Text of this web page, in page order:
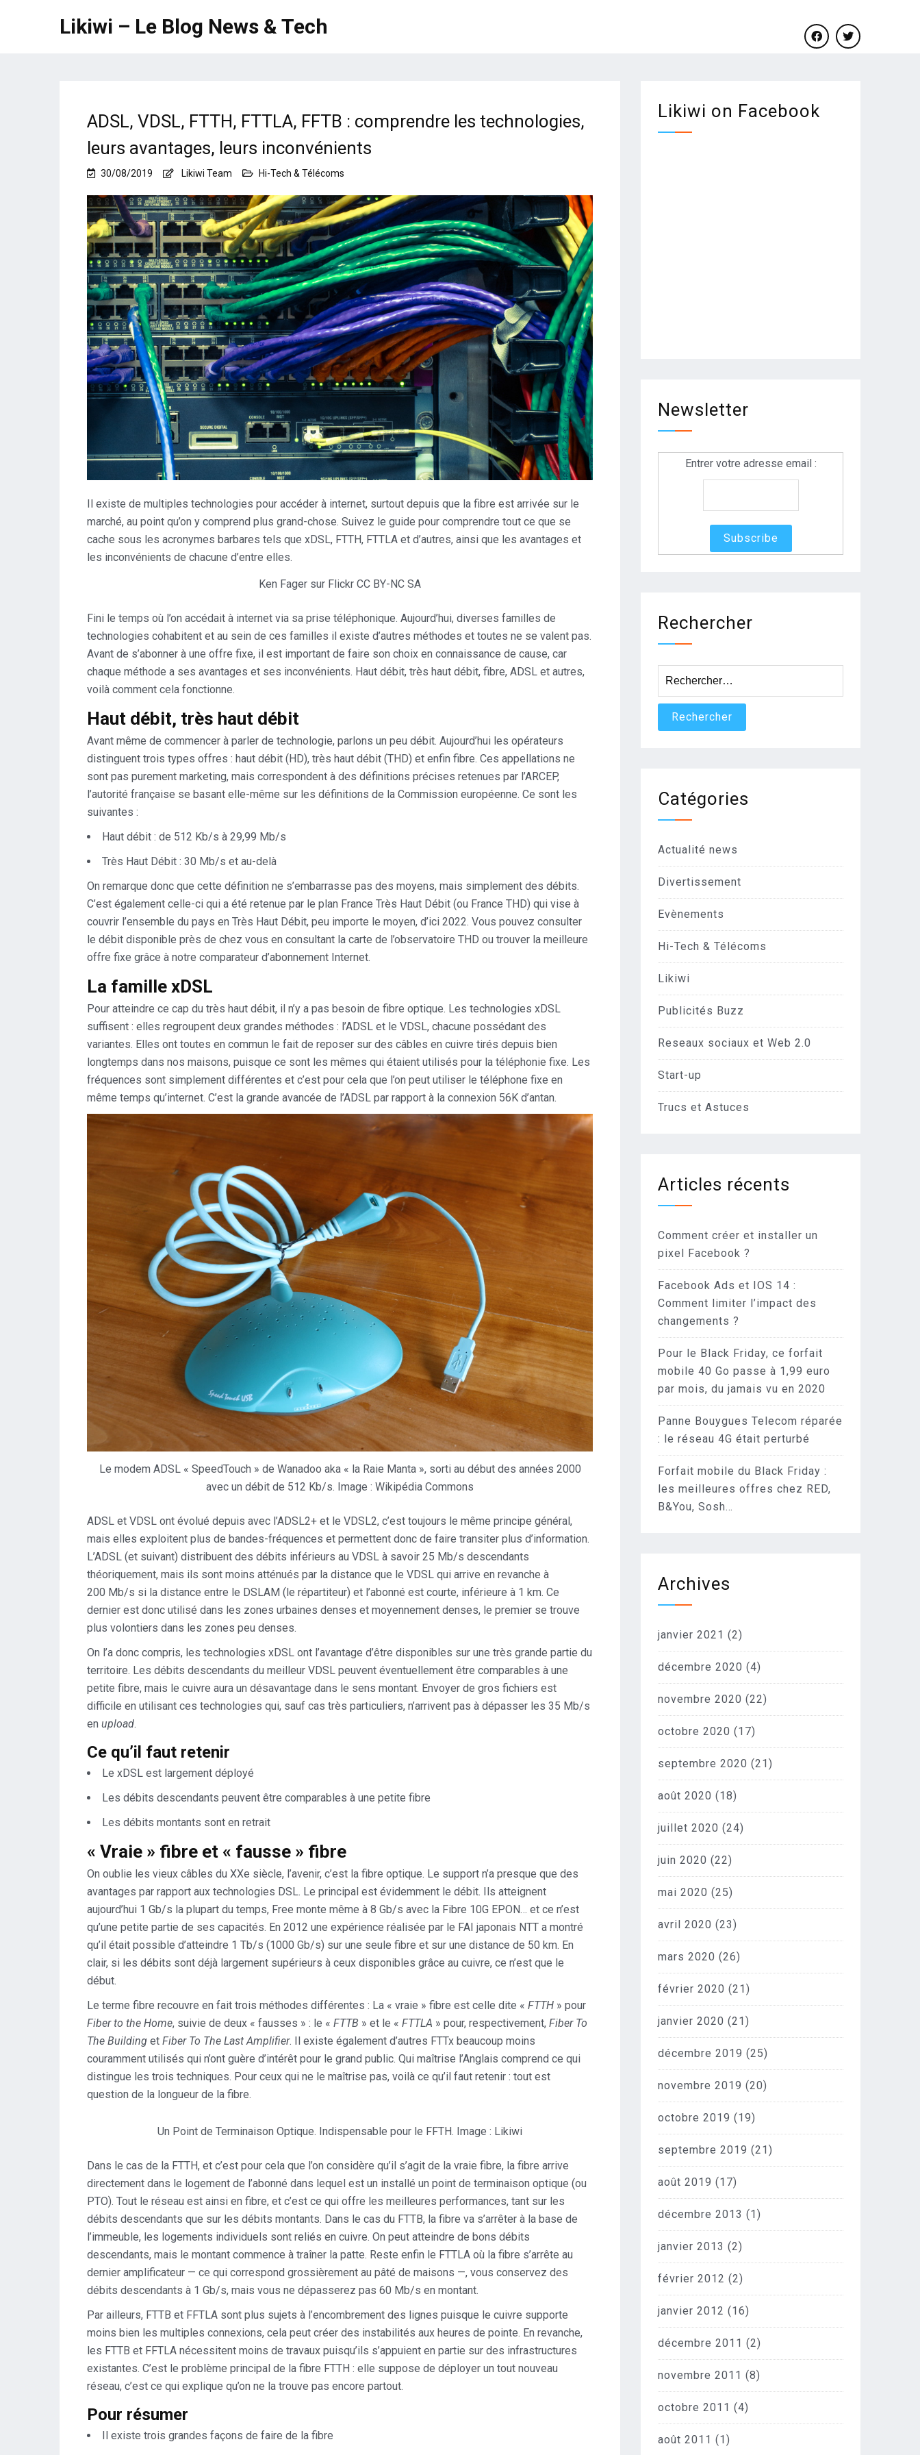
Likiwi – Le Blog News & Tech
facebooktwitter
ADSL, VDSL, FTTH, FTTLA, FFTB : comprendre les technologies,
leurs avantages, leurs inconvénients
30/08/2019 Likiwi Team Hi-Tech & Télécoms
Il existe de multiples technologies pour accéder à internet, surtout depuis que la fibre est arrivée sur le
marché, au point qu’on y comprend plus grand-chose. Suivez le guide pour comprendre tout ce que se
cache sous les acronymes barbares tels que xDSL, FTTH, FTTLA et d’autres, ainsi que les avantages et
les inconvénients de chacune d’entre elles.
Ken Fager sur Flickr CC BY-NC SA
Fini le temps où l’on accédait à internet via sa prise téléphonique. Aujourd’hui, diverses familles de
technologies cohabitent et au sein de ces familles il existe d’autres méthodes et toutes ne se valent pas.
Avant de s’abonner à une offre fixe, il est important de faire son choix en connaissance de cause, car
chaque méthode a ses avantages et ses inconvénients. Haut débit, très haut débit, fibre, ADSL et autres,
voilà comment cela fonctionne.
Haut débit, très haut débit
Avant même de commencer à parler de technologie, parlons un peu débit. Aujourd’hui les opérateurs
distinguent trois types offres : haut débit (HD), très haut débit (THD) et enfin fibre. Ces appellations ne
sont pas purement marketing, mais correspondent à des définitions précises retenues par l’ARCEP,
l’autorité française se basant elle-même sur les définitions de la Commission européenne. Ce sont les
suivantes :
Haut débit : de 512 Kb/s à 29,99 Mb/s
Très Haut Débit : 30 Mb/s et au-delà
On remarque donc que cette définition ne s’embarrasse pas des moyens, mais simplement des débits.
C’est également celle-ci qui a été retenue par le plan France Très Haut Débit (ou France THD) qui vise à
couvrir l’ensemble du pays en Très Haut Débit, peu importe le moyen, d’ici 2022. Vous pouvez consulter
le débit disponible près de chez vous en consultant la carte de l’observatoire THD ou trouver la meilleure
offre fixe grâce à notre comparateur d’abonnement Internet.
La famille xDSL
Pour atteindre ce cap du très haut débit, il n’y a pas besoin de fibre optique. Les technologies xDSL
suffisent : elles regroupent deux grandes méthodes : l’ADSL et le VDSL, chacune possédant des
variantes. Elles ont toutes en commun le fait de reposer sur des câbles en cuivre tirés depuis bien
longtemps dans nos maisons, puisque ce sont les mêmes qui étaient utilisés pour la téléphonie fixe. Les
fréquences sont simplement différentes et c’est pour cela que l’on peut utiliser le téléphone fixe en
même temps qu’internet. C’est la grande avancée de l’ADSL par rapport à la connexion 56K d’antan.
Le modem ADSL « SpeedTouch » de Wanadoo aka « la Raie Manta », sorti au début des années 2000
avec un débit de 512 Kb/s. Image : Wikipédia Commons
ADSL et VDSL ont évolué depuis avec l’ADSL2+ et le VDSL2, c’est toujours le même principe général,
mais elles exploitent plus de bandes-fréquences et permettent donc de faire transiter plus d’information.
L’ADSL (et suivant) distribuent des débits inférieurs au VDSL à savoir 25 Mb/s descendants
théoriquement, mais ils sont moins atténués par la distance que le VDSL qui arrive en revanche à
200 Mb/s si la distance entre le DSLAM (le répartiteur) et l’abonné est courte, inférieure à 1 km. Ce
dernier est donc utilisé dans les zones urbaines denses et moyennement denses, le premier se trouve
plus volontiers dans les zones peu denses.
On l’a donc compris, les technologies xDSL ont l’avantage d’être disponibles sur une très grande partie du
territoire. Les débits descendants du meilleur VDSL peuvent éventuellement être comparables à une
petite fibre, mais le cuivre aura un désavantage dans le sens montant. Envoyer de gros fichiers est
difficile en utilisant ces technologies qui, sauf cas très particuliers, n’arrivent pas à dépasser les 35 Mb/s
en upload.
Ce qu’il faut retenir
Le xDSL est largement déployé
Les débits descendants peuvent être comparables à une petite fibre
Les débits montants sont en retrait
« Vraie » fibre et « fausse » fibre
On oublie les vieux câbles du XXe siècle, l’avenir, c’est la fibre optique. Le support n’a presque que des
avantages par rapport aux technologies DSL. Le principal est évidemment le débit. Ils atteignent
aujourd’hui 1 Gb/s la plupart du temps, Free monte même à 8 Gb/s avec la Fibre 10G EPON… et ce n’est
qu’une petite partie de ses capacités. En 2012 une expérience réalisée par le FAI japonais NTT a montré
qu’il était possible d’atteindre 1 Tb/s (1000 Gb/s) sur une seule fibre et sur une distance de 50 km. En
clair, si les débits sont déjà largement supérieurs à ceux disponibles grâce au cuivre, ce n’est que le
début.
Le terme fibre recouvre en fait trois méthodes différentes : La « vraie » fibre est celle dite « FTTH » pour
Fiber to the Home, suivie de deux « fausses » : le « FTTB » et le « FTTLA » pour, respectivement, Fiber To
The Building et Fiber To The Last Amplifier. Il existe également d’autres FTTx beaucoup moins
couramment utilisés qui n’ont guère d’intérêt pour le grand public. Qui maîtrise l’Anglais comprend ce qui
distingue les trois techniques. Pour ceux qui ne le maîtrise pas, voilà ce qu’il faut retenir : tout est
question de la longueur de la fibre.
Un Point de Terminaison Optique. Indispensable pour le FFTH. Image : Likiwi
Dans le cas de la FTTH, et c’est pour cela que l’on considère qu’il s’agit de la vraie fibre, la fibre arrive
directement dans le logement de l’abonné dans lequel est un installé un point de terminaison optique (ou
PTO). Tout le réseau est ainsi en fibre, et c’est ce qui offre les meilleures performances, tant sur les
débits descendants que sur les débits montants. Dans le cas du FTTB, la fibre va s’arrêter à la base de
l’immeuble, les logements individuels sont reliés en cuivre. On peut atteindre de bons débits
descendants, mais le montant commence à traîner la patte. Reste enfin le FTTLA où la fibre s’arrête au
dernier amplificateur — ce qui correspond grossièrement au pâté de maisons —, vous conservez des
débits descendants à 1 Gb/s, mais vous ne dépasserez pas 60 Mb/s en montant.
Par ailleurs, FTTB et FFTLA sont plus sujets à l’encombrement des lignes puisque le cuivre supporte
moins bien les multiples connexions, cela peut créer des instabilités aux heures de pointe. En revanche,
les FTTB et FFTLA nécessitent moins de travaux puisqu’ils s’appuient en partie sur des infrastructures
existantes. C’est le problème principal de la fibre FTTH : elle suppose de déployer un tout nouveau
réseau, c’est ce qui explique qu’on ne la trouve pas encore partout.
Pour résumer
Il existe trois grandes façons de faire de la fibre
Likiwi on Facebook
Newsletter
Entrer votre adresse email :
Rechercher
Catégories
Actualité news
Divertissement
Evènements
Hi-Tech & Télécoms
Likiwi
Publicités Buzz
Reseaux sociaux et Web 2.0
Start-up
Trucs et Astuces
Articles récents
Comment créer et installer un
pixel Facebook ?
Facebook Ads et IOS 14 :
Comment limiter l’impact des
changements ?
Pour le Black Friday, ce forfait
mobile 40 Go passe à 1,99 euro
par mois, du jamais vu en 2020
Panne Bouygues Telecom réparée
: le réseau 4G était perturbé
Forfait mobile du Black Friday :
les meilleures offres chez RED,
B&You, Sosh…
Archives
janvier 2021 (2)
décembre 2020 (4)
novembre 2020 (22)
octobre 2020 (17)
septembre 2020 (21)
août 2020 (18)
juillet 2020 (24)
juin 2020 (22)
mai 2020 (25)
avril 2020 (23)
mars 2020 (26)
février 2020 (21)
janvier 2020 (21)
décembre 2019 (25)
novembre 2019 (20)
octobre 2019 (19)
septembre 2019 (21)
août 2019 (17)
décembre 2013 (1)
janvier 2013 (2)
février 2012 (2)
janvier 2012 (16)
décembre 2011 (2)
novembre 2011 (8)
octobre 2011 (4)
août 2011 (1)